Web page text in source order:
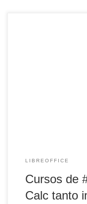
LIBREOFFICE
Cursos de
Calc tanto